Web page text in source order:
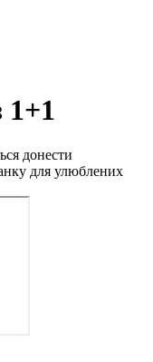
1+1
донести
для улюблених